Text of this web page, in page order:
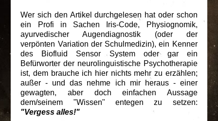
Wer sich den Artikel durchgelesen hat oder schon
ein Profi in Sachen Iris-Code, Physiognomik,
ayurvedischer Augendiagnostik (oder der
verpönten Variation der Schulmedizin), ein Kenner
des Biofluid Sensor System oder gar ein
Befürworter der neurolinguistische Psychotherapie
ist, dem brauche ich hier nichts mehr zu erzählen;
außer - und das nehme ich mir heraus - einer
gewagten, aber doch einfachen Aussage
dem/seinem "Wissen" entegen zu setzen:
"Vergess alles!"